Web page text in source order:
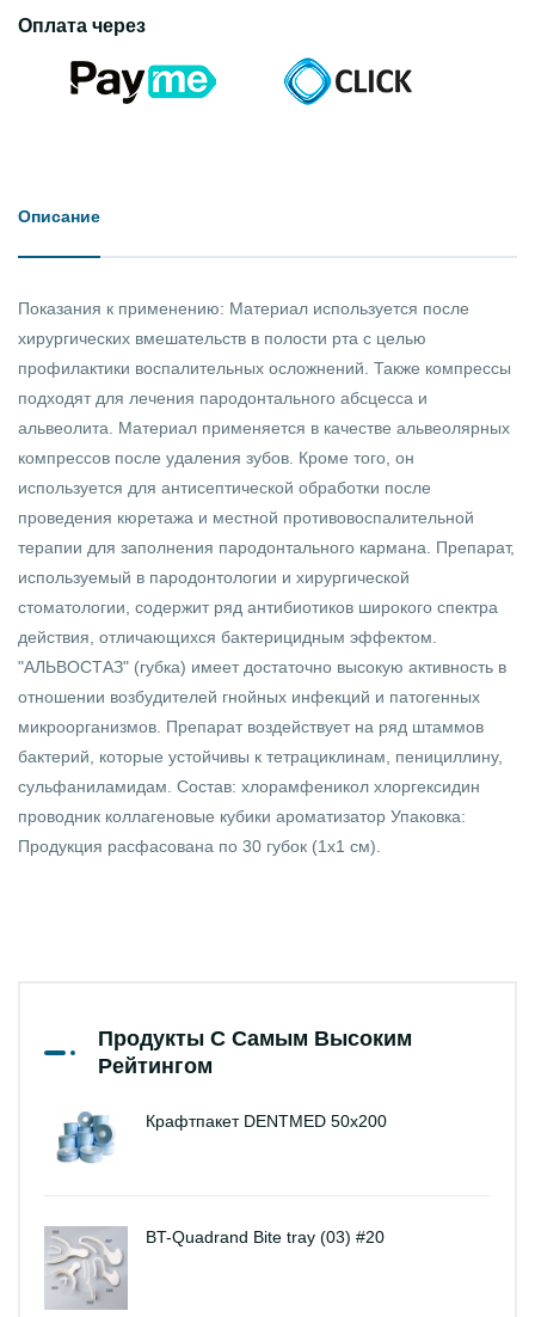
Оплата через
Описание
Показания к применению: Материал используется после
хирургических вмешательств в полости рта с целью
профилактики воспалительных осложнений. Также компрессы
подходят для лечения пародонтального абсцесса и
альвеолита. Материал применяется в качестве альвеолярных
компрессов после удаления зубов. Кроме того, он
используется для антисептической обработки после
проведения кюретажа и местной противовоспалительной
терапии для заполнения пародонтального кармана. Препарат,
используемый в пародонтологии и хирургической
стоматологии, содержит ряд антибиотиков широкого спектра
действия, отличающихся бактерицидным эффектом.
"АЛЬВОСТАЗ" (губка) имеет достаточно высокую активность в
отношении возбудителей гнойных инфекций и патогенных
микроорганизмов. Препарат воздействует на ряд штаммов
бактерий, которые устойчивы к тетрациклинам, пенициллину,
сульфаниламидам. Состав: хлорамфеникол хлоргексидин
проводник коллагеновые кубики ароматизатор Упаковка:
Продукция расфасована по 30 губок (1x1 см).
Продукты С Самым Высоким
Рейтингом
Крафтпакет DENTMED 50х200
BT-Quadrand Bite tray (03) #20